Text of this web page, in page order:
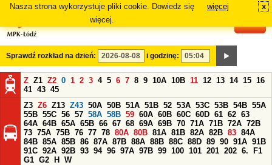
Nasza strona wykorzystuje pliki cookie. Dowiedz się
więcej.
więcej x
Sprawdź rozkład na dzień: i godzinę:
Z Z1 Z2 0 1 2 3 4 5 6 7 8 9 10A 10B 11 12 13 14 15 16
41 43 45
Z3 Z6 Z13 Z43 50A 50B 51A 51B 52 53A 53C 53B 54B 55A
55B 55C 56 57 58A 58B 59 60A 60B 60C 60D 61 62 63
64A 64B 65A 65B 66 67 68 69A 69B 70 71A 71B 72A 72B
73 75A 75B 76 77 78 80A 80B 81A 81B 82A 82B 83 84A
84B 85A 85B 86 87A 87B 88A 88B 88C 88D 89 90 91A 91B
91C 92A 92B 93 94 96 97A 97B 99 100 101 201 202 6.
F1
G1 G2 H
W